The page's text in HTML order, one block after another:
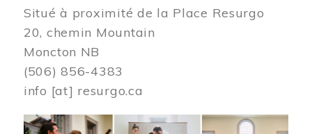
Situé à proximité de la Place Resurgo
20, chemin Mountain
Moncton NB
(506) 856-4383
info [at] resurgo.ca
Image